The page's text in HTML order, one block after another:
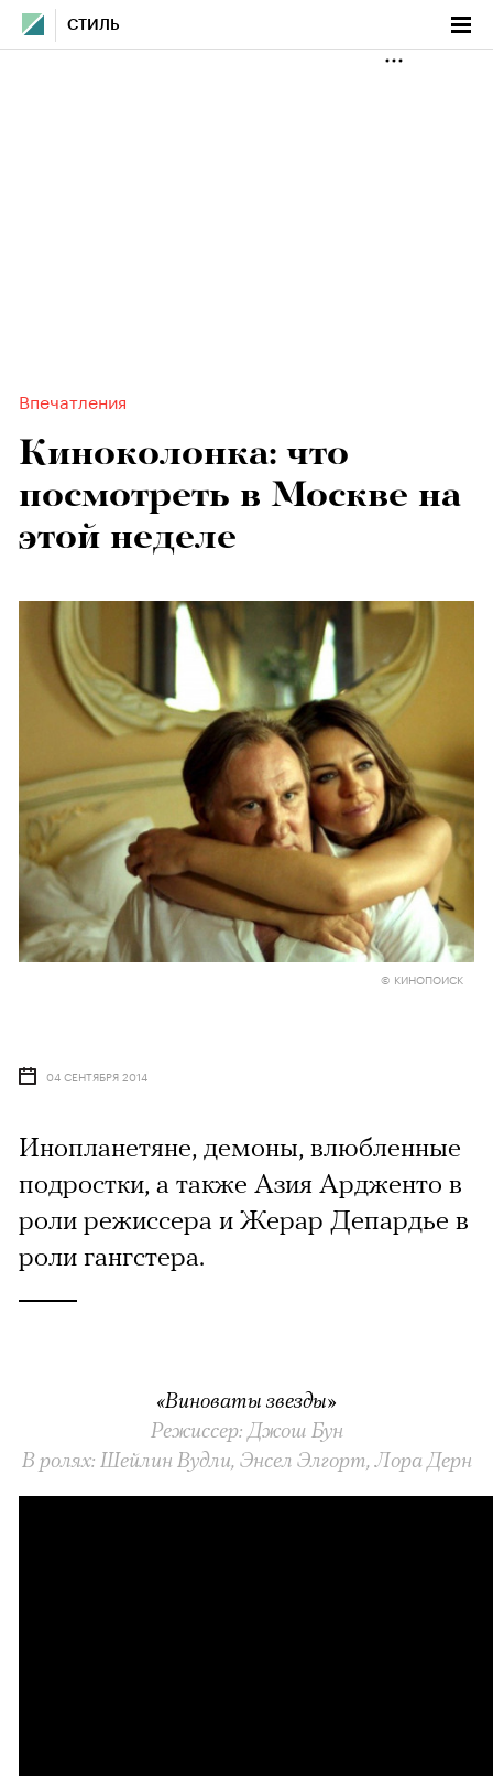
СТИЛЬ
Впечатления
Киноколонка: что
посмотреть в Москве на
этой неделе
© КИНОПОИСК
04 СЕНТЯБРЯ 2014
Инопланетяне, демоны, влюбленные
подростки, а также Азия Ардженто в
роли режиссера и Жерар Депардье в
роли гангстера.
«Виноваты звезды»
Режиссер: Джош Бун
В ролях: Шейлин Вудли, Энсел Элгорт, Лора Дерн